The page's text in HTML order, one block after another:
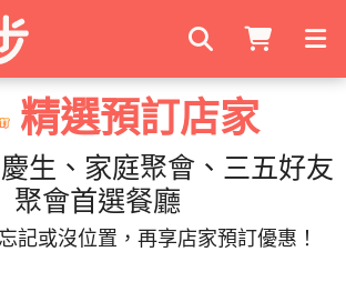
搜尋商家
精選預訂店家
生、家庭聚會、三五好友
聚會首選餐廳
記或沒位置，再享店家預訂優惠！